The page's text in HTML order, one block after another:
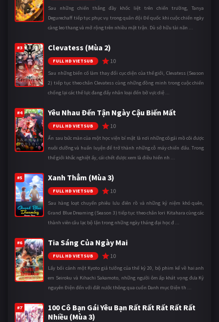
Sau những chiến thắng đầy khốc liệt trên chiến trường, Tanya
Degurechaff tiếp tục phục vụ trong quân đội Đế quốc khi cuộc chiến ngày
càng leo thang và mở rộng trên nhiều mặt trận. Dù sở hữu tài năn ...
#3 Clevatess (Mùa 2)
FULL HD VIETSUB 10
Sau những biến cố làm thay đổi cục diện của thế giới, Clevatess (Season
2) tiếp tục theo chân Clevatess cùng những đồng minh trong cuộc chiến
chống lại các thế lực đang đẩy nhân loại đến bờ vực diệ ...
#4 Yêu Nhau Đến Tận Ngày Cậu Biến Mất
FULL HD VIETSUB 10
Ẩn sau bức màn của một học viện bí mật là nơi những cô gái mồ côi được
nuôi dưỡng và huấn luyện để trở thành những cỗ máy chiến đấu. Trong
thế giới khắc nghiệt ấy, cái chết được xem là điều hiển nh ...
#5 Xanh Thẳm (Mùa 3)
FULL HD VIETSUB 10
Sau hàng loạt chuyến phiêu lưu điên rồ và những kỷ niệm khó quên,
Grand Blue Dreaming (Season 3) tiếp tục theo chân Iori Kitahara cùng các
thành viên câu lạc bộ lặn trong những ngày tháng đại học đ ...
#6 Tia Sáng Của Ngày Mai
FULL HD VIETSUB 10
Lấy bối cảnh một Kyoto giả tưởng của thế kỷ 20, bộ phim kể về hai anh
em Seiroku và Kihachi Sakamoto, những người ôm ấp khát vọng đưa Kỷ
nguyên Điện đến với đất nước thông qua cuốn Danh mục Điện th ...
#7
100 Cô Bạn Gái Yêu Bạn Rất Rất Rất Rất Rất
Nhiều (Mùa 3)